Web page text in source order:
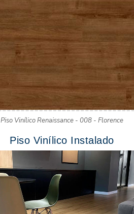
Piso Vinílico Renaissance - 008 - Florence
Piso Vinílico Instalado